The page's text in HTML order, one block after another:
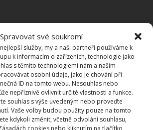
Spravovat své soukromí
služby, my a naši partneři používáme k
k informacím o zařízeních, technologie jako
s těmito technologiemi nám a našim
osobní údaje, jako je chování při
ID na tomto webu. Nesouhlas nebo
nepříznivě ovlivnit určité vlastnosti a funkce.
souhlas s výše uvedeným nebo proveďte
Vaše volby budou použity pouze na tomto
kdykoli změnit, včetně odvolání souhlasu,
cookies nebo kliknutím na tlačítko
a máty nemusíte používat
přinášejí totiž rovněž mnoho
Olej máty peprné je známý svými
pomáhá například při
problémech i oteklých